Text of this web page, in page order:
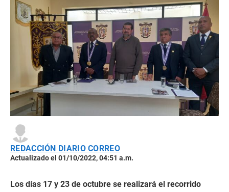
REDACCIÓN DIARIO CORREO
Actualizado el 01/10/2022, 04:51 a.m.
Los días 17 y 23 de octubre se realizará el recorrido